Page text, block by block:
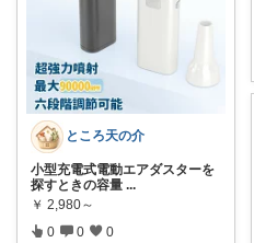
ところ天の介
小型充電式電動エアダスターを
探すときの容量 ...
￥ 2,980～
0 0 0